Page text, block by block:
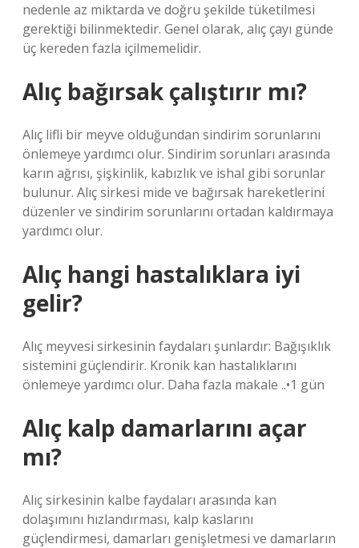
nedenle az miktarda ve doğru şekilde tüketilmesi
gerektiği bilinmektedir. Genel olarak, alıç çayı günde
üç kereden fazla içilmemelidir.
Alıç bağırsak çalıştırır mı?
Alıç lifli bir meyve olduğundan sindirim sorunlarını
önlemeye yardımcı olur. Sindirim sorunları arasında
karın ağrısı, şişkinlik, kabızlık ve ishal gibi sorunlar
bulunur. Alıç sirkesi mide ve bağırsak hareketlerini
düzenler ve sindirim sorunlarını ortadan kaldırmaya
yardımcı olur.
Alıç hangi hastalıklara iyi
gelir?
Alıç meyvesi sirkesinin faydaları şunlardır: Bağışıklık
sistemini güçlendirir. Kronik kan hastalıklarını
önlemeye yardımcı olur. Daha fazla makale ..•1 gün
Alıç kalp damarlarını açar
mı?
Alıç sirkesinin kalbe faydaları arasında kan
dolaşımını hızlandırması, kalp kaslarını
güçlendirmesi, damarları genişletmesi ve damarların